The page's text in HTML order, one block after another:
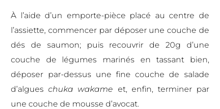
À l’aide d’un emporte-pièce placé au centre de
l’assiette, commencer par déposer une couche de
dés de saumon; puis recouvrir de 20g d’une
couche de légumes marinés en tassant bien,
déposer par-dessus une fine couche de salade
d’algueschuka wakame et, enfin, terminer par
une couche de mousse d’avocat.